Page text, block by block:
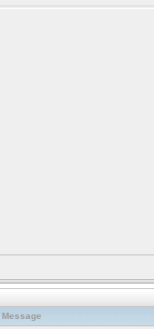
Message